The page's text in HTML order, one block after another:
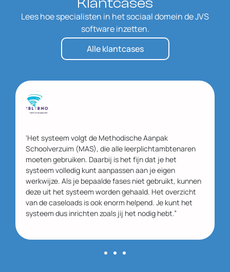
Lees hoe specialisten in het sociaal domein de JVS
software inzetten.
Alle klantcases
‘Het systeem volgt de Methodische Aanpak
Schoolverzuim (MAS), die alle leerplichtambtenaren
moeten gebruiken. Daarbij is het fijn dat je het
systeem volledig kunt aanpassen aan je eigen
werkwijze. Als je bepaalde fases niet gebruikt, kunnen
deze uit het systeem worden gehaald. Het overzicht
van de caseloads is ook enorm helpend. Je kunt het
systeem dus inrichten zoals jij het nodig hebt.”